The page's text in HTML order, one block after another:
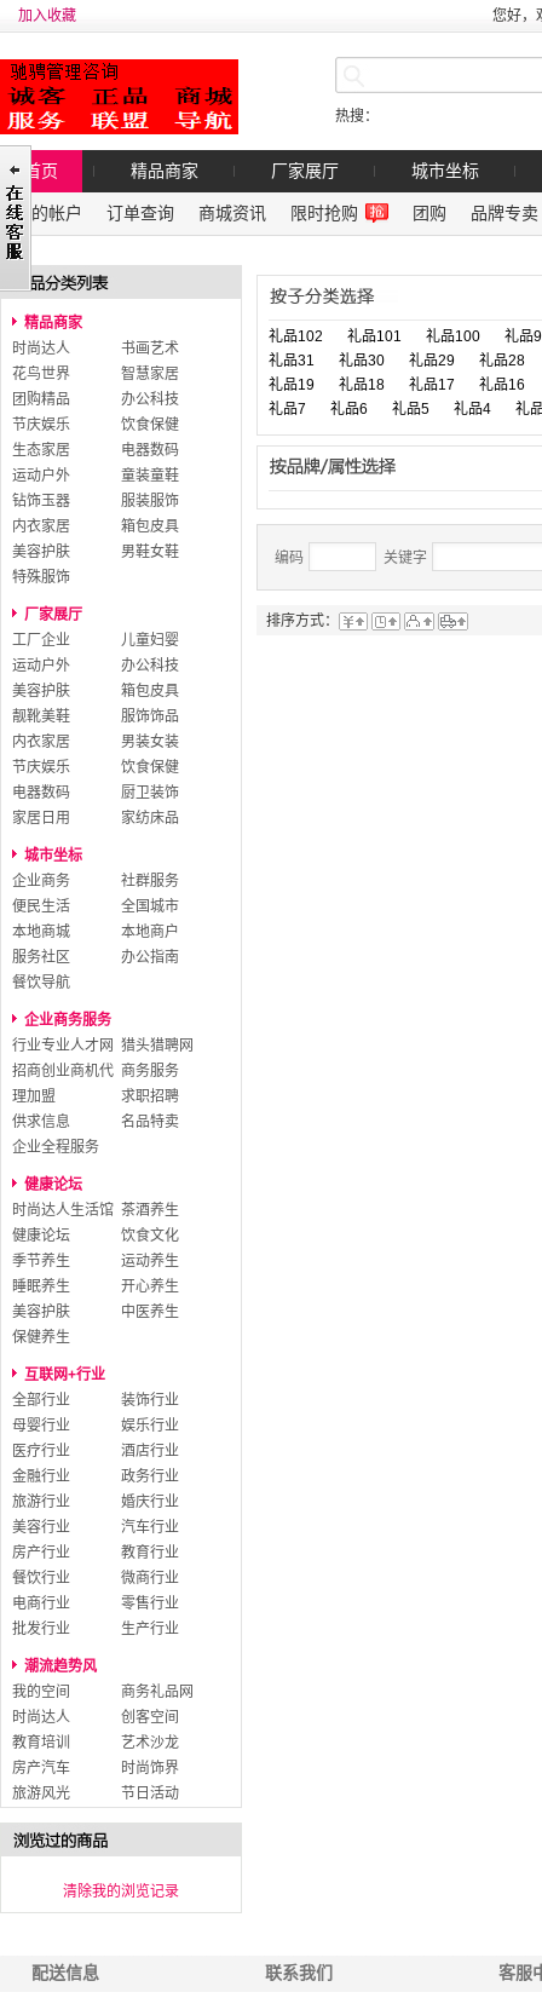
加入收藏 您好，
热搜：
首页 精品商家 厂家展厅 城市坐标
我的帐户 订单查询 商城资讯 限时抢购 团购 品牌专卖
精品商家
时尚达人
书画艺术
花鸟世界
智慧家居
团购精品
办公科技
节庆娱乐
饮食保健
生态家居
电器数码
运动户外
童装童鞋
钻饰玉器
服装服饰
内衣家居
箱包皮具
美容护肤
男鞋女鞋
特殊服饰
厂家展厅
工厂企业
儿童妇婴
运动户外
办公科技
美容护肤
箱包皮具
靓靴美鞋
服饰饰品
内衣家居
男装女装
节庆娱乐
饮食保健
电器数码
厨卫装饰
家居日用
家纺床品
城市坐标
企业商务
社群服务
便民生活
全国城市
本地商城
本地商户
服务社区
办公指南
餐饮导航
企业商务服务
行业专业人才网 猎头猎聘网
招商创业商机代
理加盟
商务服务
求职招聘
供求信息
名品特卖
企业全程服务
健康论坛
时尚达人生活馆 茶酒养生
健康论坛
饮食文化
季节养生
运动养生
睡眠养生
开心养生
美容护肤
中医养生
保健养生
互联网+行业
全部行业
装饰行业
母婴行业
娱乐行业
医疗行业
酒店行业
金融行业
政务行业
旅游行业
婚庆行业
美容行业
汽车行业
房产行业
教育行业
餐饮行业
微商行业
电商行业
零售行业
批发行业
生产行业
潮流趋势风
我的空间
商务礼品网
时尚达人
创客空间
教育培训
艺术沙龙
房产汽车
时尚饰界
旅游风光
节日活动
清除我的浏览记录
礼品102 礼品101 礼品100
礼品
礼品31
礼品30 礼品29
礼品28
礼品19
礼品18 礼品17
礼品16
礼品7
礼品6 礼品5 礼品4 礼
编码 关键字
排序方式：
配送信息 联系我们 客服